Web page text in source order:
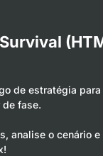
de estratégia
fase.
analise o cenário